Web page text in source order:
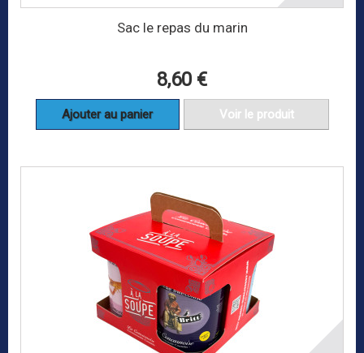
Sac le repas du marin
8,60 €
Ajouter au panier Voir le produit